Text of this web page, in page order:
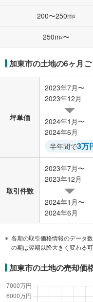
200〜250m2
250m2〜
加東市の土地の6ヶ月
坪単価
2023年7月〜
2023年12月
2024年1月〜
2024年6月
半年間で3万
取引件数
2023年7月〜
2023年12月
2024年1月〜
2024年6月
各期の取引価格情報のデータ
の期は翌期以降大きく変わる可
加東市の土地の売却価